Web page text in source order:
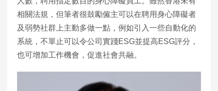
相關法規，但筆者很鼓勵僱主可以在聘用身心障礙者
及弱勢社群上主動多做一點，例如引入一些自動化的
系統，不單止可以令公司實踐ESG並提高ESG評分，
也可增加工作機會，促進社會共融。